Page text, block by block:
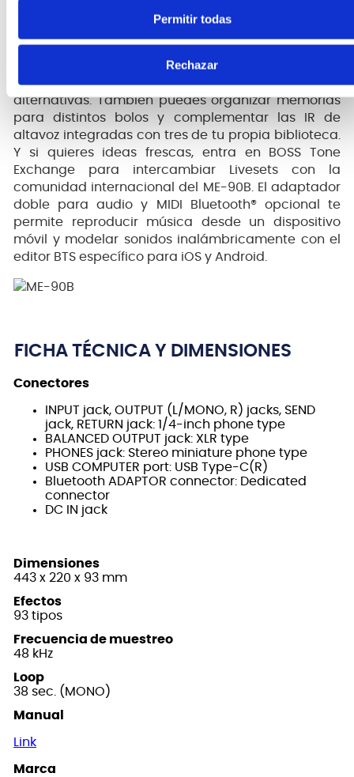
Permitir todas
Rechazar
Edita, personaliza y expande
BOSS Tone Studio para Windows y macOS expande
tu rango creativo con la opción de editar sonidos y
cambiar de tipo de efecto y previo por selecciones
alternativas. También puedes organizar memorias
para distintos bolos y complementar las IR de
altavoz integradas con tres de tu propia biblioteca.
Y si quieres ideas frescas, entra en BOSS Tone
Exchange para intercambiar Livesets con la
comunidad internacional del ME-90B. El adaptador
doble para audio y MIDI Bluetooth® opcional te
permite reproducir música desde un dispositivo
móvil y modelar sonidos inalámbricamente con el
editor BTS específico para iOS y Android.
FICHA TÉCNICA Y DIMENSIONES
Conectores
INPUT jack, OUTPUT (L/MONO, R) jacks, SEND
jack, RETURN jack: 1/4-inch phone type
BALANCED OUTPUT jack: XLR type
PHONES jack: Stereo miniature phone type
USB COMPUTER port: USB Type-C(R)
Bluetooth ADAPTOR connector: Dedicated
connector
DC IN jack
Dimensiones
443 x 220 x 93 mm
Efectos
93 tipos
Frecuencia de muestreo
48 kHz
Loop
38 sec. (MONO)
Manual
Link
Marca